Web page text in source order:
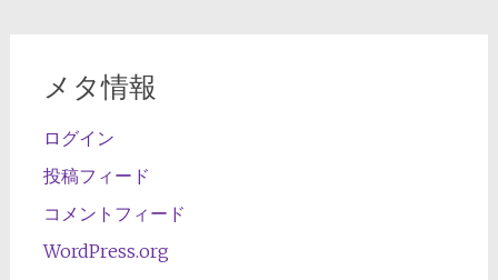
メタ情報
ログイン
投稿フィード
コメントフィード
WordPress.org